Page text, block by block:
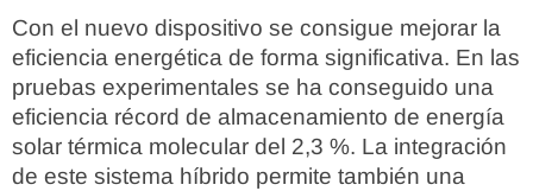
Con el nuevo dispositivo se consigue mejorar la
eficiencia energética de forma significativa. En las
pruebas experimentales se ha conseguido una
eficiencia récord de almacenamiento de energía
solar térmica molecular del 2,3 %. La integración
de este sistema híbrido permite también una